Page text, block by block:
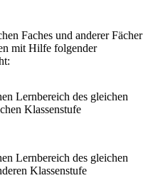
Faches und anderer Fächer
mit Hilfe folgender
Lernbereich des gleichen
Klassenstufe
Lernbereich des gleichen
Klassenstufe